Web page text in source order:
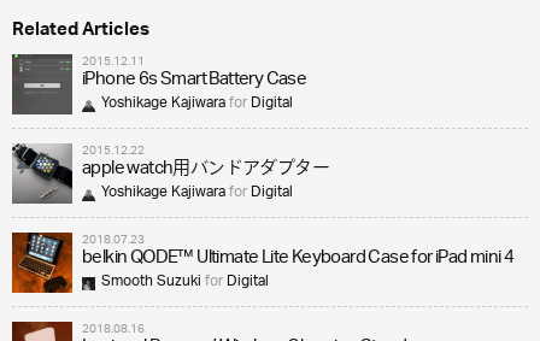
Related Articles
2015.12.11
iPhone 6s Smart Battery Case
Yoshikage KajiwaraforDigital
2015.12.22
apple watch用バンドアダプター
Yoshikage KajiwaraforDigital
2018.07.23
belkin QODE™ Ultimate Lite Keyboard Case for iPad mini 4
Smooth SuzukiforDigital
2018.08.16